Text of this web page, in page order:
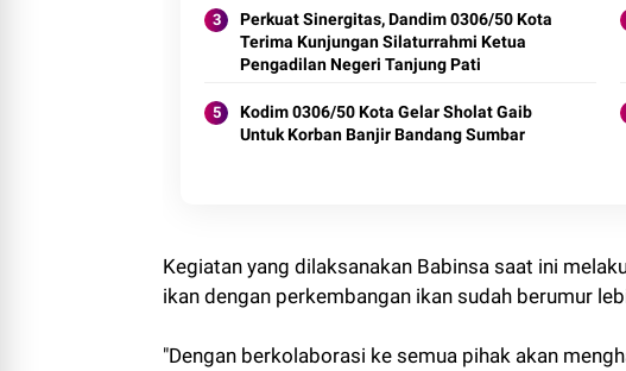
Perkuat Sinergitas, Dandim 0306/50 Kota
Terima Kunjungan Silaturrahmi Ketua
Pengadilan Negeri Tanjung Pati
Kodim 0306/50 Kota Gelar Sholat Gaib
Untuk Korban Banjir Bandang Sumbar
Kegiatan yang dilaksanakan Babinsa saat ini
ikan dengan perkembangan ikan sudah berumur
"Dengan berkolaborasi ke semua pihak akan